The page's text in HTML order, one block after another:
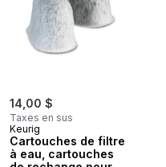
14,00 $
Taxes en sus
Keurig
Cartouches de filtre
à eau, cartouches